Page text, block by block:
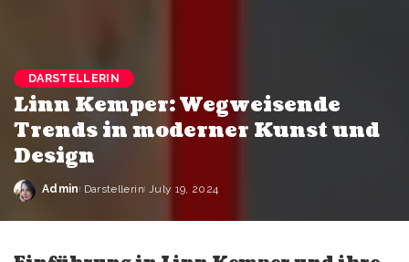
DARSTELLERIN
Linn Kemper: Wegweisende
Trends in moderner Kunst und
Design
Admin Darstellerin July 19, 2024